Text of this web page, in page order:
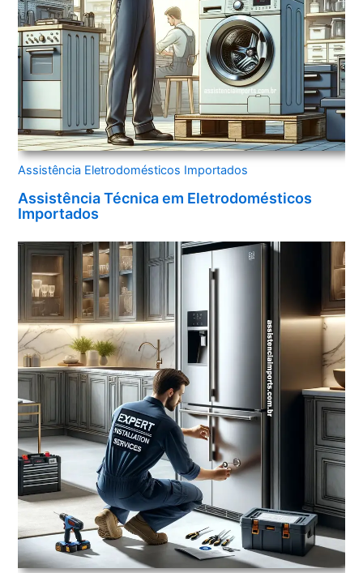
Assistência Eletrodomésticos Importados
Assistência Técnica em Eletrodomésticos
Importados